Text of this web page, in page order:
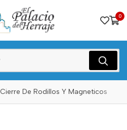
0
Cierre De Rodillos Y Magneticos